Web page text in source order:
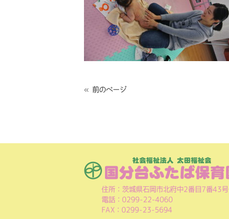
« 前のページ
住所：茨城県石岡市北府中2番目7番43号
電話：0299-22-4060
FAX：0299-23-5694